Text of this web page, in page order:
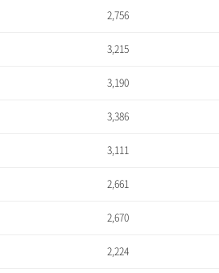
2,756
3,215
3,190
3,386
3,111
2,661
2,670
2,224